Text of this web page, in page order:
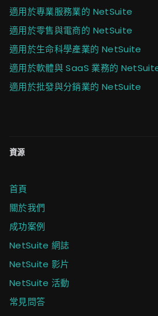
適用於專業服務業的 NetSuite
適用於零售與電商的 NetSuite
適用於生命科學產業的 NetSuite
適用於軟體與 SaaS 業務的
適用於批發與分銷業的 NetSuite
資源
首頁
關於我們
成功案例
NetSuite 網誌
NetSuite 影片
NetSuite 活動
常見問答